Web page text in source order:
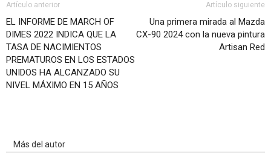
Artículo anterior
EL INFORME DE MARCH OF
DIMES 2022 INDICA QUE LA
TASA DE NACIMIENTOS
PREMATUROS EN LOS ESTADOS
UNIDOS HA ALCANZADO SU
NIVEL MÁXIMO EN 15 AÑOS
Artículo siguiente
Una primera mirada al Mazda
CX-90 2024 con la nueva pintura
Artisan Red
Más del autor